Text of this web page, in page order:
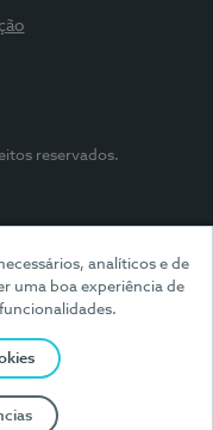
analíticos e de
uma boa experiência de
reservados.